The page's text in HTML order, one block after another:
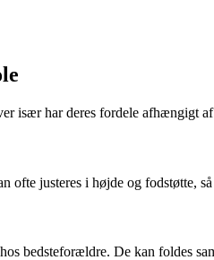
især har deres fordele afhængigt
ofte justeres i højde og fodstøtte,
bedsteforældre. De kan foldes